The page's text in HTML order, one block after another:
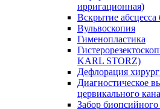
ирригационная)
Вскрытие
Вульвоскопия
Гименопластика
KARL STORZ)
Дефлорация
Диагностическое
цервикального
Забор биопсийного